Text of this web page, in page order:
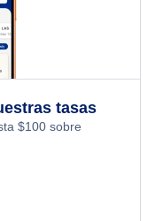
tasas
$100 sobre